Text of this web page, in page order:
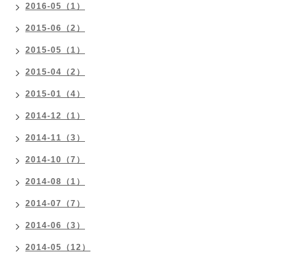
2016-05（1）
2015-06（2）
2015-05（1）
2015-04（2）
2015-01（4）
2014-12（1）
2014-11（3）
2014-10（7）
2014-08（1）
2014-07（7）
2014-06（3）
2014-05（12）